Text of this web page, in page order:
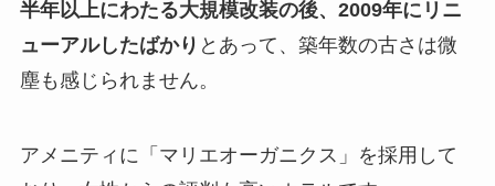
半年以上にわたる大規模改装の後、2009年にリニ
ューアルしたばかり とあって、築年数の古さは微
塵も感じられません。
アメニティに「マリエオーガニクス」を採用して